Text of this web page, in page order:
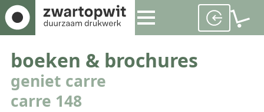
boeken & brochures
geniet carre
carre 148